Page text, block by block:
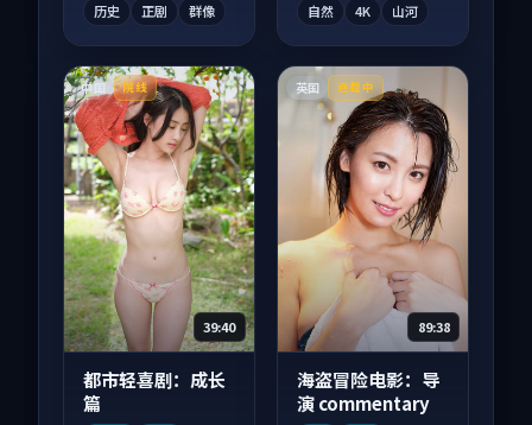
历史 正剧 群像 自然 4K 山河
中国 院线
39:40
都市轻喜剧：成长
篇
英国 连载中
89:38
海盗冒险电影：导
演 commentary